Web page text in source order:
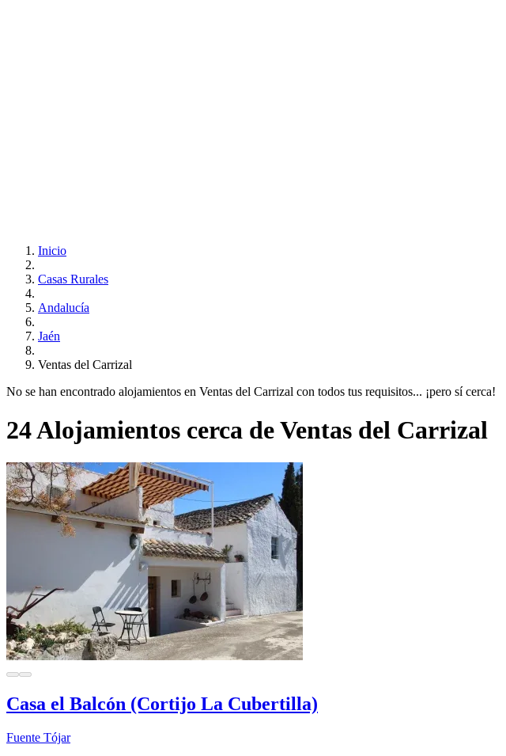
Inicio
Casas Rurales
Andalucía
Jaén
Ventas del Carrizal
No se han encontrado alojamientos en Ventas del Carrizal con todos tus requisitos... ¡pero sí cerca!
24 Alojamientos cerca de Ventas del Carrizal
Casa el Balcón (Cortijo La Cubertilla)
Fuente Tójar